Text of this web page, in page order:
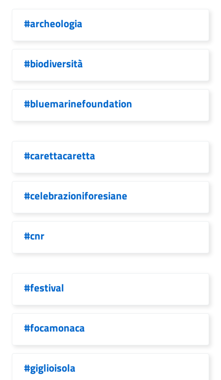
#archeologia
#biodiversità
#bluemarinefoundation
#carettacaretta
#celebrazioniforesiane
#cnr
#festival
#focamonaca
#giglioisola